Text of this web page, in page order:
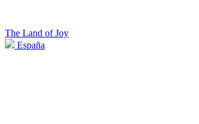
The Land of Joy
España